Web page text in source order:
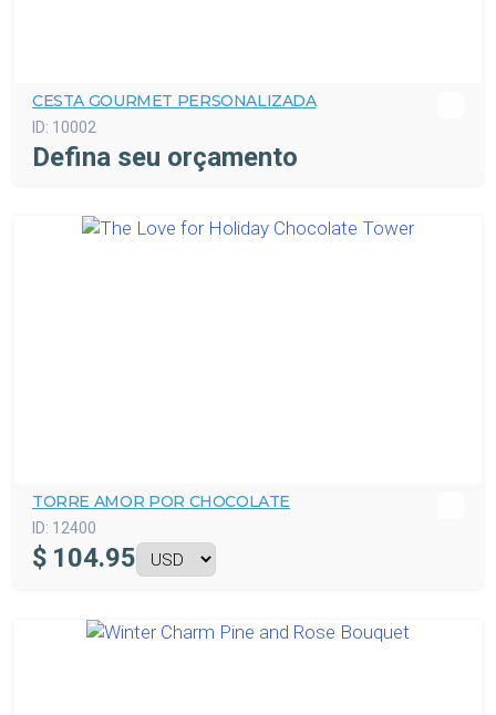
CESTA GOURMET PERSONALIZADA
ID: 10002
Defina seu orçamento
TORRE AMOR POR CHOCOLATE
ID: 12400
$ 104.95